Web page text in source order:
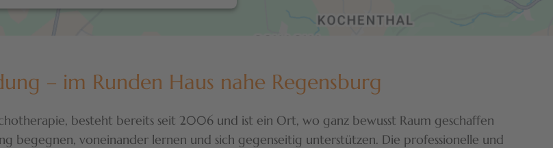
– im Runden Haus nahe Regensburg
besteht bereits seit 2006 und ist ein Ort, wo ganz bewusst Raum geschaffen
begegnen, voneinander lernen und sich gegenseitig unterstützen. Die professionelle und